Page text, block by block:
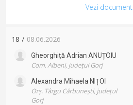
Vezi document
18 / 08.06.2026
Gheorghiță Adrian ANUȚOIU
Com. Albeni, județul Gorj
Alexandra Mihaela NIȚOI
Orș. Târgu Cărbunești, județul
Gorj